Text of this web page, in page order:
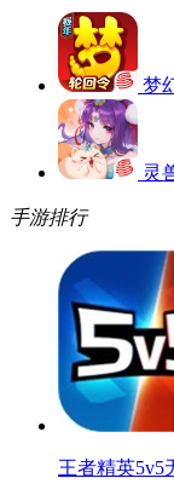
梦
灵
手游排行
王者精英5v5